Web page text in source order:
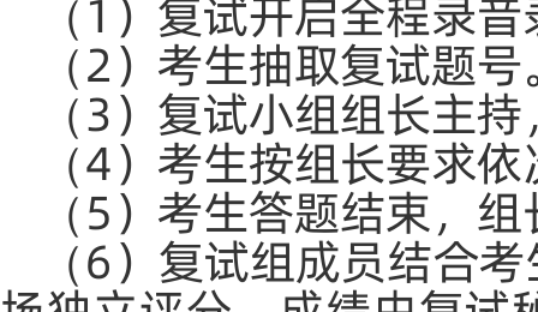
（ 1）复试开启全程录
（2）考生抽取复试题号
（3）复试小组组长主
（4）考生按组长要求
（ 5）考生答题结束，
（6）复试组成员结合